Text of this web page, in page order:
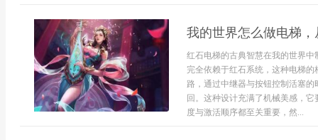
我的世界怎么做电梯
红石电梯的古典智慧在我的世界
完全依赖于红石系统，这种电梯
路，通过中继器与按钮控制活塞
回。这种设计充满了机械美感，
度与激活顺序都至关重要，然...